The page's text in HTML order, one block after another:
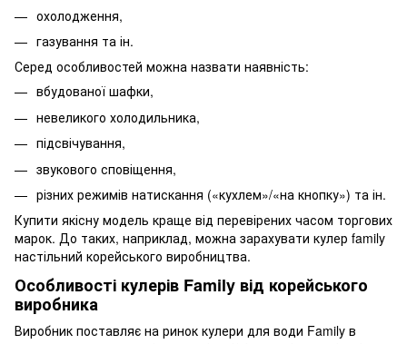
охолодження,
газування та ін.
Серед особливостей можна назвати наявність:
вбудованої шафки,
невеликого холодильника,
підсвічування,
звукового сповіщення,
різних режимів натискання («кухлем»/«на кнопку») та ін.
Купити якісну модель краще від перевірених часом торгових
марок. До таких, наприклад, можна зарахувати кулер family
настільний корейського виробництва.
Особливості кулерів Family від корейського
виробника
Виробник поставляє на ринок кулери для води Family в